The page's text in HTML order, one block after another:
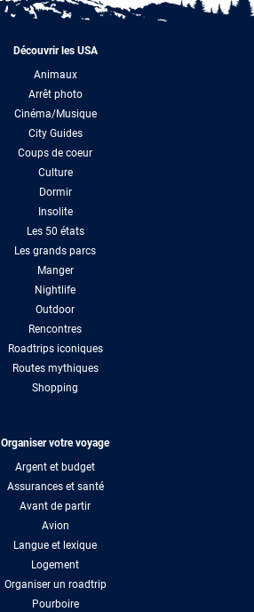
Découvrir les USA
Animaux
Arrêt photo
Cinéma/Musique
City Guides
Coups de coeur
Culture
Dormir
Insolite
Les 50 états
Les grands parcs
Manger
Nightlife
Outdoor
Rencontres
Roadtrips iconiques
Routes mythiques
Shopping
Organiser votre voyage
Argent et budget
Assurances et santé
Avant de partir
Avion
Langue et lexique
Logement
Organiser un roadtrip
Pourboire